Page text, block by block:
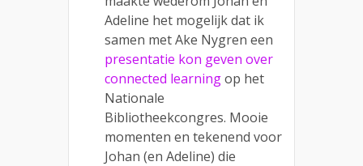
Adeline het mogelijk dat ik
samen met Ake Nygren een
presentatie kon geven over
connected learningop het
Nationale
Bibliotheekcongres. Mooie
momenten en tekenend voor
Johan (en Adeline) die